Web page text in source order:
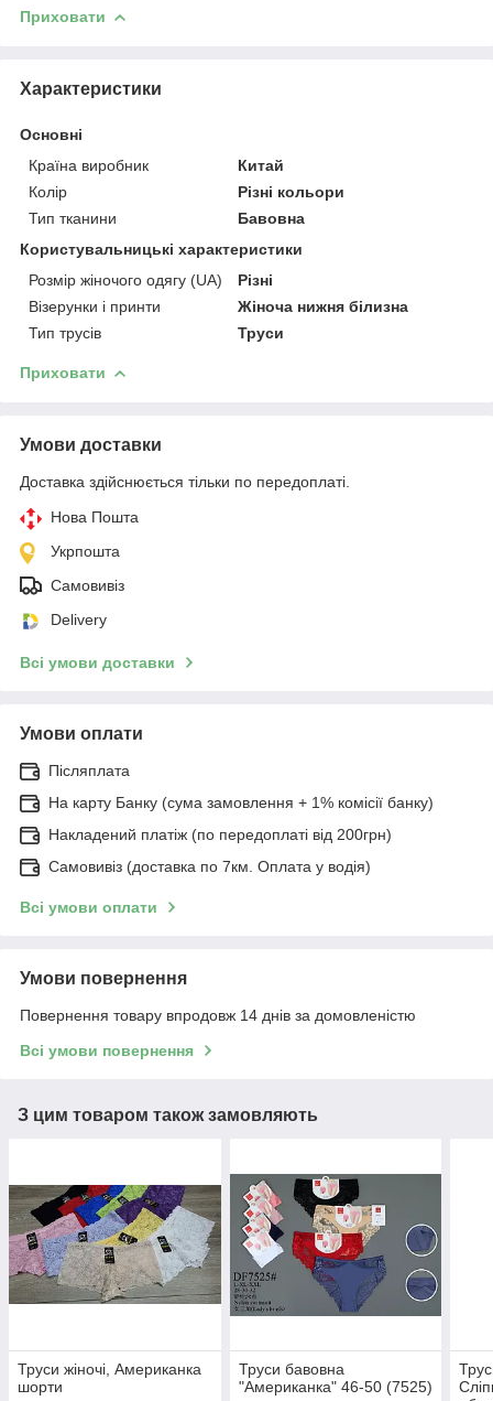
Приховати
Характеристики
Основні
Країна виробник
Китай
Колір
Різні кольори
Тип тканини
Бавовна
Користувальницькі характеристики
Розмір жіночого одягу (UA)
Різні
Візерунки і принти
Жіноча нижня білизна
Тип трусів
Труси
Приховати
Умови доставки
Доставка здійснюється тільки по передоплаті.
Нова Пошта
Укрпошта
Самовивіз
Delivery
Всі умови доставки
Умови оплати
Післяплата
На карту Банку (сума замовлення + 1% комісії банку)
Накладений платіж (по передоплаті від 200грн)
Самовивіз (доставка по 7км. Оплата у водія)
Всі умови оплати
Умови повернення
Повернення товару впродовж 14 днів за домовленістю
Всі умови повернення
З цим товаром також замовляють
Труси жіночі, Американка
шорти
Труси бавовна
"Американка" 46-50 (7525)